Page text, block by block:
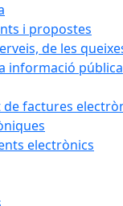
i propostes
de les
informació pública
factures
electrònics